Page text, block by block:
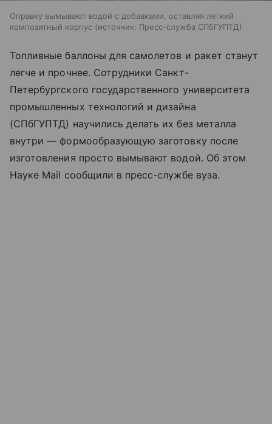
Оправку вымывают водой с добавками, оставляя легкий
композитный корпус
источник: Пресс-служба СПбГУПТД
Топливные баллоны для самолетов и ракет станут
легче и прочнее. Сотрудники Санкт-
Петербургского государственного университета
промышленных технологий и дизайна
(СПбГУПТД) научились делать их без металла
внутри — формообразующую заготовку после
изготовления просто вымывают водой. Об этом
Науке Mail сообщили в пресс-службе вуза.